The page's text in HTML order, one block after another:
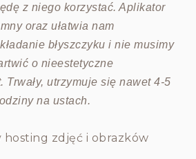
z niego korzystać. Aplikator
oraz ułatwia nam
błyszczyku i nie musimy
o nieestetyczne
Trwały, utrzymuje się nawet 4-5
na ustach.